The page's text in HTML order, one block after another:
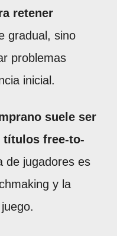
retener
gradual, sino
problemas
inicial.
suele ser
títulos free-to-
de jugadores es
y la